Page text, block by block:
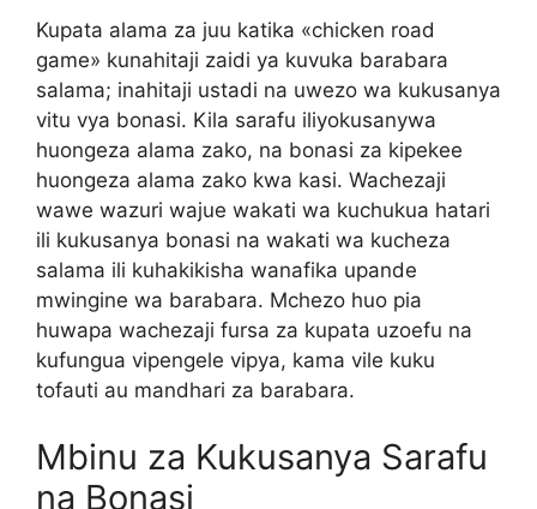
Kupata alama za juu katika «chicken road
game» kunahitaji zaidi ya kuvuka barabara
salama; inahitaji ustadi na uwezo wa kukusanya
vitu vya bonasi. Kila sarafu iliyokusanywa
huongeza alama zako, na bonasi za kipekee
huongeza alama zako kwa kasi. Wachezaji
wawe wazuri wajue wakati wa kuchukua hatari
ili kukusanya bonasi na wakati wa kucheza
salama ili kuhakikisha wanafika upande
mwingine wa barabara. Mchezo huo pia
huwapa wachezaji fursa za kupata uzoefu na
kufungua vipengele vipya, kama vile kuku
tofauti au mandhari za barabara.
Mbinu za Kukusanya Sarafu
na Bonasi